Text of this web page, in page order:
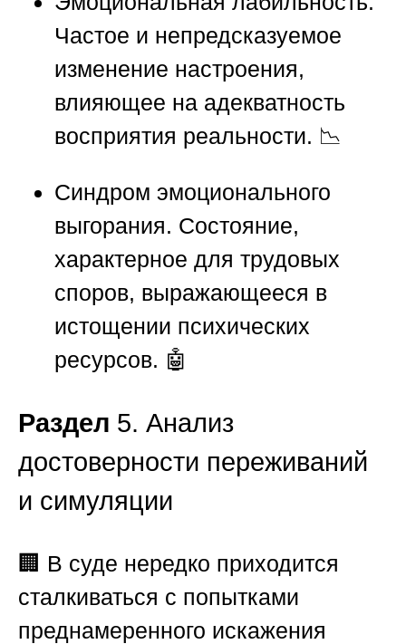
Частое и непредсказуемое
изменение настроения,
влияющее на адекватность
восприятия реальности. 📉
Синдром эмоционального
выгорания. Состояние,
характерное для трудовых
споров, выражающееся в
истощении психических
ресурсов. 🤖
Раздел 5. Анализ
достоверности переживаний
и симуляции
🏢 В суде нередко приходится
сталкиваться с попытками
преднамеренного искажения